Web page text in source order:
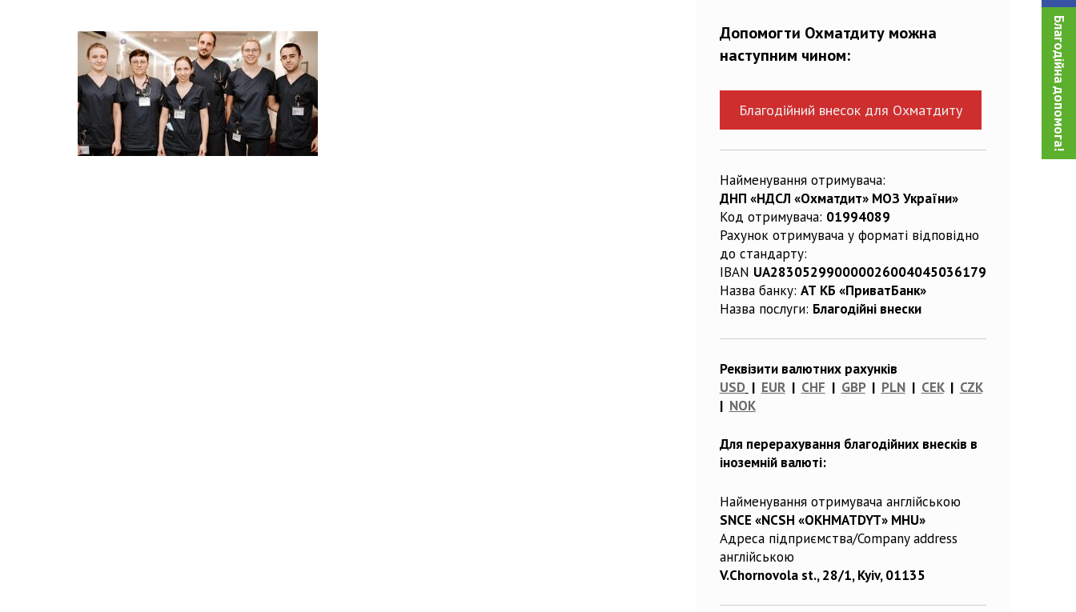
Благодійна допомога!
Допомогти Охматдиту можна
наступним чином:
Благодійний внесок для Охматдиту
Найменування отримувача:
ДНП «НДСЛ «Охматдит» МОЗ України»
Код отримувача: 01994089
Рахунок отримувача у форматі відповідно
до стандарту:
IBAN UA283052990000026004045036179
Назва банку: АТ КБ «ПриватБанк»
Назва послуги: Благодійні внески
Реквізити валютних рахунків
USD | EUR| CHF | GBP| PLN| CEK| CZK
| NOK
Для перерахування благодійних внесків в
іноземній валюті:
Найменування отримувача англійською
SNCE «NCSH «OKHMATDYT» MHU»
Адреса підприємства/Company address
англійською
V.Chornovola st., 28/1, Kyiv, 01135